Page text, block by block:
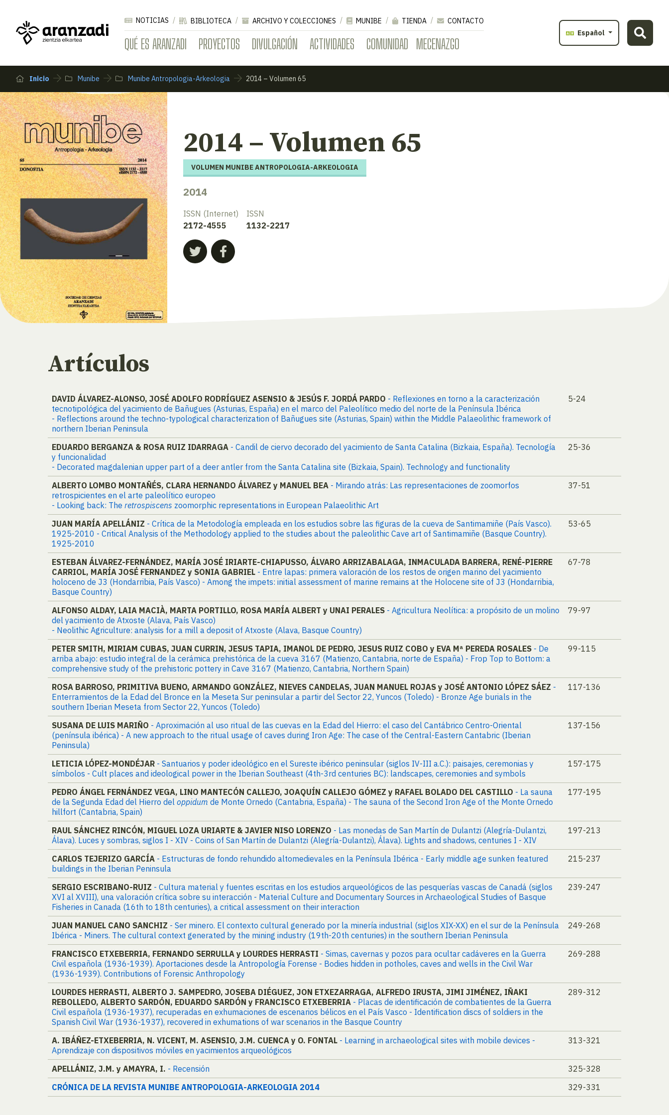
QUÉ ES ARANZADI PROYECTOS DIVULGACIÓN ACTIVIDADES COMUNIDAD MECENAZGO
NOTICIAS BIBLIOTECA ARCHIVO Y COLECCIONES MUNIBE TIENDA
CONTACTO
Español
Inicio Munibe Munibe Antropologia-Arkeologia 2014 – Volumen 65
2014 – Volumen 65
VOLUMEN MUNIBE ANTROPOLOGIA-ARKEOLOGIA
2014
ISSN (Internet)
2172-4555
ISSN
1132-2217
Artículos
DAVID ÁLVAREZ-ALONSO, JOSÉ ADOLFO RODRÍGUEZ ASENSIO & JESÚS F. JORDÁ PARDO - Reflexiones en torno a la caracterización
tecnotipológica del yacimiento de Bañugues (Asturias, España) en el marco del Paleolítico medio del norte de la Península Ibérica
- Reflections around the techno-typological characterization of Bañugues site (Asturias, Spain) within the Middle Palaeolithic framework of
northern Iberian Peninsula
5-24
EDUARDO BERGANZA & ROSA RUIZ IDARRAGA - Candil de ciervo decorado del yacimiento de Santa Catalina (Bizkaia, España). Tecnología
y funcionalidad
- Decorated magdalenian upper part of a deer antler from the Santa Catalina site (Bizkaia, Spain). Technology and functionality
25-36
ALBERTO LOMBO MONTAÑÉS, CLARA HERNANDO ÁLVAREZ y MANUEL BEA - Mirando atrás: Las representaciones de zoomorfos
retrospicientes en el arte paleolítico europeo
- Looking back: The retrospiscens zoomorphic representations in European Palaeolithic Art
37-51
JUAN MARÍA APELLÁNIZ - Crítica de la Metodología empleada en los estudios sobre las figuras de la cueva de Santimamiñe (País Vasco).
1925-2010 - Critical Analysis of the Methodology applied to the studies about the paleolithic Cave art of Santimamiñe (Basque Country).
1925-2010
53-65
ESTEBAN ÁLVAREZ-FERNÁNDEZ, MARÍA JOSÉ IRIARTE-CHIAPUSSO, ÁLVARO ARRIZABALAGA, INMACULADA BARRERA, RENÉ-PIERRE
CARRIOL, MARÍA JOSÉ FERNANDEZ y SONIA GABRIEL - Entre lapas: primera valoración de los restos de origen marino del yacimiento
holoceno de J3 (Hondarribia, País Vasco) - Among the impets: initial assessment of marine remains at the Holocene site of J3 (Hondarribia,
Basque Country)
67-78
ALFONSO ALDAY, LAIA MACIÀ, MARTA PORTILLO, ROSA MARÍA ALBERT y UNAI PERALES - Agricultura Neolítica: a propósito de un molino
del yacimiento de Atxoste (Alava, País Vasco)
- Neolithic Agriculture: analysis for a mill a deposit of Atxoste (Alava, Basque Country)
79-97
PETER SMITH, MIRIAM CUBAS, JUAN CURRIN, JESUS TAPIA, IMANOL DE PEDRO, JESUS RUIZ COBO y EVA Mª PEREDA ROSALES - De
arriba abajo: estudio integral de la cerámica prehistórica de la cueva 3167 (Matienzo, Cantabria, norte de España) - Frop Top to Bottom: a
comprehensive study of the prehistoric pottery in Cave 3167 (Matienzo, Cantabria, Northern Spain)
99-115
ROSA BARROSO, PRIMITIVA BUENO, ARMANDO GONZÁLEZ, NIEVES CANDELAS, JUAN MANUEL ROJAS y JOSÉ ANTONIO LÓPEZ SÁEZ -
Enterramientos de la Edad del Bronce en la Meseta Sur peninsular a partir del Sector 22, Yuncos (Toledo) - Bronze Age burials in the
southern Iberian Meseta from Sector 22, Yuncos (Toledo)
117-136
SUSANA DE LUIS MARIÑO - Aproximación al uso ritual de las cuevas en la Edad del Hierro: el caso del Cantábrico Centro-Oriental
(península ibérica) - A new approach to the ritual usage of caves during Iron Age: The case of the Central-Eastern Cantabric (Iberian
Peninsula)
137-156
LETICIA LÓPEZ-MONDÉJAR - Santuarios y poder ideológico en el Sureste ibérico peninsular (siglos IV-III a.C.): paisajes, ceremonias y
símbolos - Cult places and ideological power in the Iberian Southeast (4th-3rd centuries BC): landscapes, ceremonies and symbols
157-175
PEDRO ÁNGEL FERNÁNDEZ VEGA, LINO MANTECÓN CALLEJO, JOAQUÍN CALLEJO GÓMEZ y RAFAEL BOLADO DEL CASTILLO - La sauna
de la Segunda Edad del Hierro del oppidum de Monte Ornedo (Cantabria, España) - The sauna of the Second Iron Age of the Monte Ornedo
hillfort (Cantabria, Spain)
177-195
RAUL SÁNCHEZ RINCÓN, MIGUEL LOZA URIARTE & JAVIER NISO LORENZO - Las monedas de San Martín de Dulantzi (Alegría-Dulantzi,
Álava). Luces y sombras, siglos I - XIV - Coins of San Martín de Dulantzi (Alegría-Dulantzi), Álava). Lights and shadows, centuries I - XIV
197-213
CARLOS TEJERIZO GARCÍA - Estructuras de fondo rehundido altomedievales en la Península Ibérica - Early middle age sunken featured
buildings in the Iberian Peninsula
215-237
SERGIO ESCRIBANO-RUIZ - Cultura material y fuentes escritas en los estudios arqueológicos de las pesquerías vascas de Canadá (siglos
XVI al XVIII), una valoración crítica sobre su interacción - Material Culture and Documentary Sources in Archaeological Studies of Basque
Fisheries in Canada (16th to 18th centuries), a critical assessment on their interaction
239-247
JUAN MANUEL CANO SANCHIZ - Ser minero. El contexto cultural generado por la minería industrial (siglos XIX-XX) en el sur de la Península
Ibérica - Miners. The cultural context generated by the mining industry (19th-20th centuries) in the southern Iberian Peninsula
249-268
FRANCISCO ETXEBERRIA, FERNANDO SERRULLA y LOURDES HERRASTI - Simas, cavernas y pozos para ocultar cadáveres en la Guerra
Civil española (1936-1939). Aportaciones desde la Antropología Forense - Bodies hidden in potholes, caves and wells in the Civil War
(1936-1939). Contributions of Forensic Anthropology
269-288
LOURDES HERRASTI, ALBERTO J. SAMPEDRO, JOSEBA DIÉGUEZ, JON ETXEZARRAGA, ALFREDO IRUSTA, JIMI JIMÉNEZ, IÑAKI
REBOLLEDO, ALBERTO SARDÓN, EDUARDO SARDÓN y FRANCISCO ETXEBERRIA - Placas de identificación de combatientes de la Guerra
Civil española (1936-1937), recuperadas en exhumaciones de escenarios bélicos en el País Vasco - Identification discs of soldiers in the
Spanish Civil War (1936-1937), recovered in exhumations of war scenarios in the Basque Country
289-312
A. IBÁÑEZ-ETXEBERRIA, N. VICENT, M. ASENSIO, J.M. CUENCA y O. FONTAL - Learning in archaeological sites with mobile devices -
Aprendizaje con dispositivos móviles en yacimientos arqueológicos
313-321
APELLÁNIZ, J.M. y AMAYRA, I. - Recensión
325-328
CRÓNICA DE LA REVISTA MUNIBE ANTROPOLOGIA-ARKEOLOGIA 2014
329-331